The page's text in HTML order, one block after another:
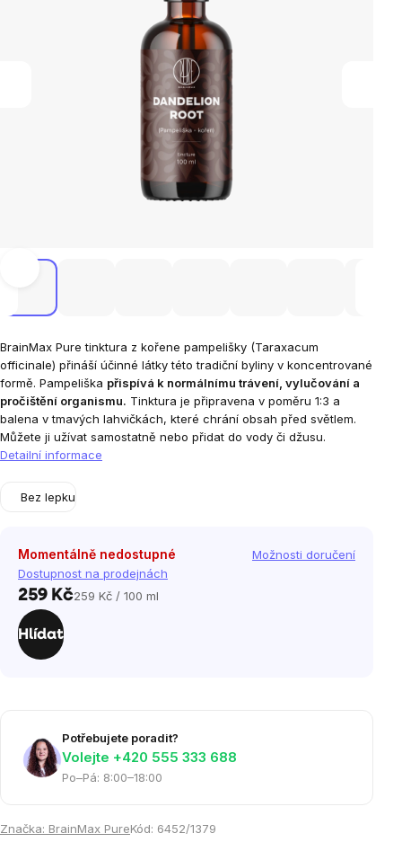
BrainMax Pure tinktura z kořene pampelišky (Taraxacum
officinale) přináší účinné látky této tradiční byliny v koncentrované
formě. Pampeliška přispívá k normálnímu trávení, vylučování a
pročištění organismu. Tinktura je připravena v poměru 1:3 a
balena v tmavých lahvičkách, které chrání obsah před světlem.
Můžete ji užívat samostatně nebo přidat do vody či džusu.
Detailní informace
Bez lepku
Momentálně nedostupné
Dostupnost na prodejnách
Možnosti doručení
259 KčMěrná
259 Kč / 100 ml
Hlídat
Potřebujete poradit?
Volejte ‭+420 555 333 688
Po–Pá: 8:00–18:00
Značka: BrainMax PureKód: 6452/1379